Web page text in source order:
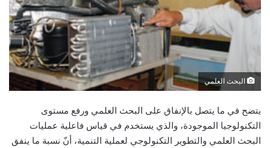
البحث العلمي
يتضح في ما يتصل بالإنفاق على البحث العلمي ورفع مستوى
التكنولوجيا الموجودة، والذي يستخدم في قياس فاعلية عمليات
البحث العلمي والتطوير التكنولوجي لعملية التنمية، أنّ نسبة ما ينفق